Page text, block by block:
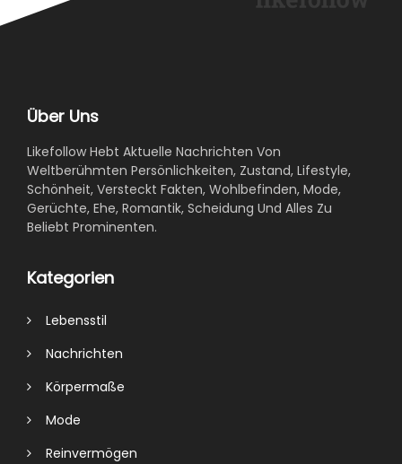
Über Uns
Likefollow Hebt Aktuelle Nachrichten Von
Weltberühmten Persönlichkeiten, Zustand, Lifestyle,
Schönheit, Versteckt Fakten, Wohlbefinden, Mode,
Gerüchte, Ehe, Romantik, Scheidung Und Alles Zu
Beliebt Prominenten.
Kategorien
Lebensstil
Nachrichten
Körpermaße
Mode
Reinvermögen